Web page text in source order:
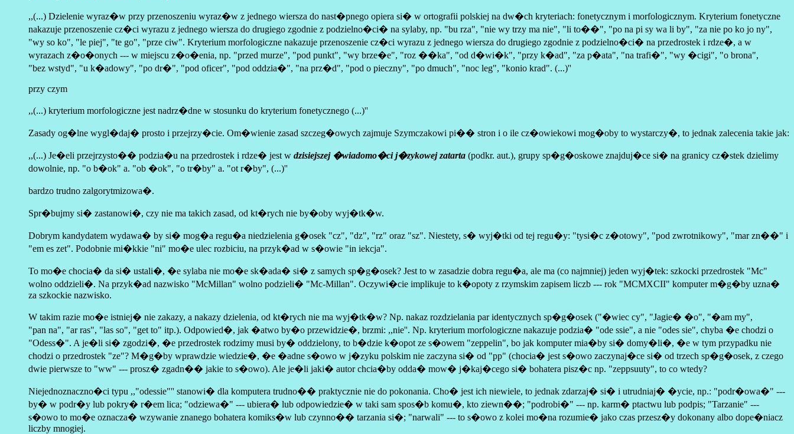
,,(...) Dzielenie wyraz�w przy przenoszeniu wyraz�w z jednego wiersza do nast�pnego opiera si� w ortografii polskiej na dw�ch kryteriach: fonetycznym i morfologicznym. Kryterium fonetyczne
nakazuje przenoszenie cz�ci wyrazu z jednego wiersza do drugiego zgodnie z podzielno�ci� na sylaby, np. "bu rza", "nie wy trzy ma nie", "li to��", "po na pi sy wa li by", "za nie po ko jo ny",
"wy so ko", "le piej", "te go", "prze ciw". Kryterium morfologiczne nakazuje przenoszenie cz�ci wyrazu z jednego wiersza do drugiego zgodnie z podzielno�ci� na przedrostek i rdze�, a w
wyrazach z�o�onych --- w miejscu z�o�enia, np. "przed murze", "pod punkt", "wy brze�e", "roz ��ka", "od d�wi�k", "przy k�ad", "za p�ata", "na trafi�", "wy �cigi", "o brona",
"bez wstyd", "u k�adowy", "po dr�", "pod oficer", "pod oddzia�", "na prz�d", "pod o pieczny", "po dmuch", "noc leg", "konio krad". (...)''
przy czym
,,(...) kryterium morfologiczne jest nadrz�dne w stosunku do kryterium fonetycznego (...)''
Zasady og�lne wygl�daj� prosto i przejrzy�cie. Om�wienie zasad szczeg�owych zajmuje Szymczakowi pi�� stron i o ile cz�owiekowi mog�oby to wystarczy�, to jednak zalecenia takie jak:
,,(...) Je�eli przejrzysto�� podzia�u na przedrostek i rdze� jest w dzisiejszej �wiadomo�ci j�zykowej zatarta (podkr. aut.), grupy sp�g�oskowe znajduj�ce si� na granicy cz�stek dzielimy
dowolnie, np. "o b�ok" a. "ob �ok", "o tr�by" a. "ot r�by", (...)''
bardzo trudno zalgorytmizowa�.
Spr�bujmy si� zastanowi�, czy nie ma takich zasad, od kt�rych nie by�oby wyj�tk�w.
Dobrym kandydatem wydawa� by si� mog�a regu�a niedzielenia g�osek "cz", "dz", "rz" oraz "sz". Niestety, s� wyj�tki od tej regu�y: "tysi�c z�otowy", "pod zwrotnikowy", "mar zn��" i
"em es zet". Podobnie mi�kkie "ni" mo�e ulec rozbiciu, na przyk�ad w s�owie "in iekcja".
To mo�e chocia� da si� ustali�, �e sylaba nie mo�e sk�ada� si� z samych sp�g�osek? Jest to w zasadzie dobra regu�a, ale ma (co najmniej) jeden wyj�tek: szkocki przedrostek "Mc"
wolno oddzieli�. Na przyk�ad nazwisko "McMillan" wolno podzieli� "Mc-Millan". Oczywi�cie implikuje to k�opoty z rzymskim zapisem liczb --- rok "MCMXCII" komputer m�g�by uzna�
za szkockie nazwisko.
W takim razie mo�e istniej� nie zakazy, a nakazy dzielenia, od kt�rych nie ma wyj�tk�w? Np. nakaz rozdzielania par identycznych sp�g�osek ("�wiec cy", "Jagie� �o", "�am my",
"pan na", "ar ras", "las so", "get to" itp.). Odpowied�, jak �atwo by�o przewidzie�, brzmi: ,,nie''. Np. kryterium morfologiczne nakazuje podzia� "ode ssie", a nie "odes sie", chyba �e chodzi o
"Odess�". A je�li si� zgodzi�, �e przedrostek rodzimy musi by� oddzielony, to b�dzie k�opot ze s�owem "zeppelin", bo jak komputer mia�by si� domy�li�, �e w tym przypadku nie
chodzi o przedrostek "ze"? M�g�by wprawdzie wiedzie�, �e �adne s�owo w j�zyku polskim nie zaczyna si� od "pp" (chocia� jest s�owo zaczynaj�ce si� od trzech sp�g�osek, z czego
dwie pierwsze to "ww" --- prosz� zgadn�� jakie to s�owo). Ale je�li jaki� autor chcia�by odda� mow� j�kaj�cego si� bohatera pisz�c np. "zeppsuuty", to co wtedy?
Niejednoznaczno�ci typu ,,"odessie"'' stanowi� dla komputera trudno�� praktycznie nie do pokonania. Cho� jest ich niewiele, to jednak zdarzaj� si� i utrudniaj� �ycie, np.: "podr�owa�" ---
by� w podr�y lub pokry� r�em lica; "odziewa�" --- ubiera� lub odpowiedzie� w taki sam spos�b komu�, kto ziewn��; "podrobi�" --- np. karm� ptactwu lub podpis; "Tarzanie" ---
s�owo to mo�e oznacza� wzywanie znanego bohatera komiks�w lub czynno�� tarzania si�; "narwali" --- to s�owo z kolei mo�na rozumie� jako czas przesz�y dokonany albo dope�niacz
liczby mnogiej.